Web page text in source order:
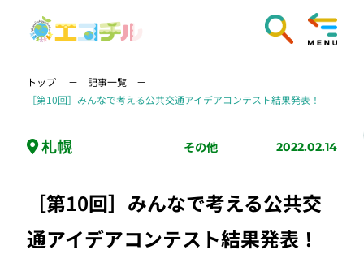
トップ
記事一覧
［第10回］みんなで考える公共交通アイデアコンテスト結果発表！
札幌 その他 2022.02.14
［第10回］みんなで考える公共交
通アイデアコンテスト結果発表！